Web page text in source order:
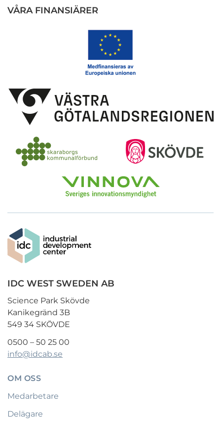
VÅRA FINANSIÄRER
IDC WEST SWEDEN AB
Science Park Skövde
Kanikegränd 3B
549 34 SKÖVDE
0500 – 50 25 00
info@idcab.se
OM OSS
Medarbetare
Delägare